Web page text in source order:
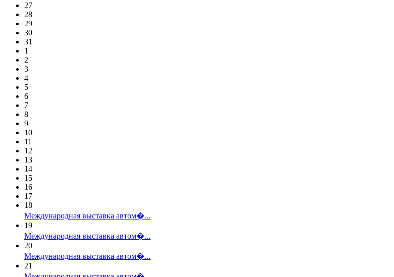
27
28
29
30
31
1
2
3
4
5
6
7
8
9
10
11
12
13
14
15
16
17
18
Международная выставка автом�...
19
Международная выставка автом�...
20
Международная выставка автом�...
21